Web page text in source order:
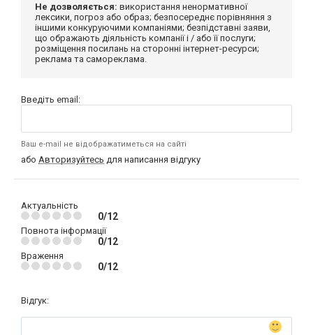
Не дозволяється: використання ненормативної
лексики, погроз або образ; безпосереднє порівняння з
іншими конкуруючими компаніями; безпідставні заяви,
що ображають діяльність компанії і / або її послуги;
розміщення посилань на сторонні інтернет-ресурси;
реклама та самореклама.
Введіть email:
Ваш e-mail не відображатиметься на сайті
або Авторизуйтесь для написання відгуку
Актуальність
0/12
Повнота інформації
0/12
Враження
0/12
Відгук: